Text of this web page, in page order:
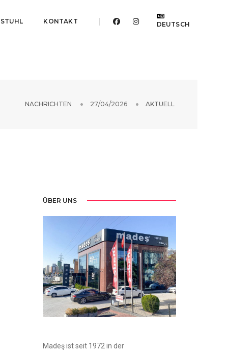
KONTAKT DEUTSCH
NACHRICHTEN 27/04/2026 AKTUELL
ÜBER UNS
Madeş ist seit 1972 in der